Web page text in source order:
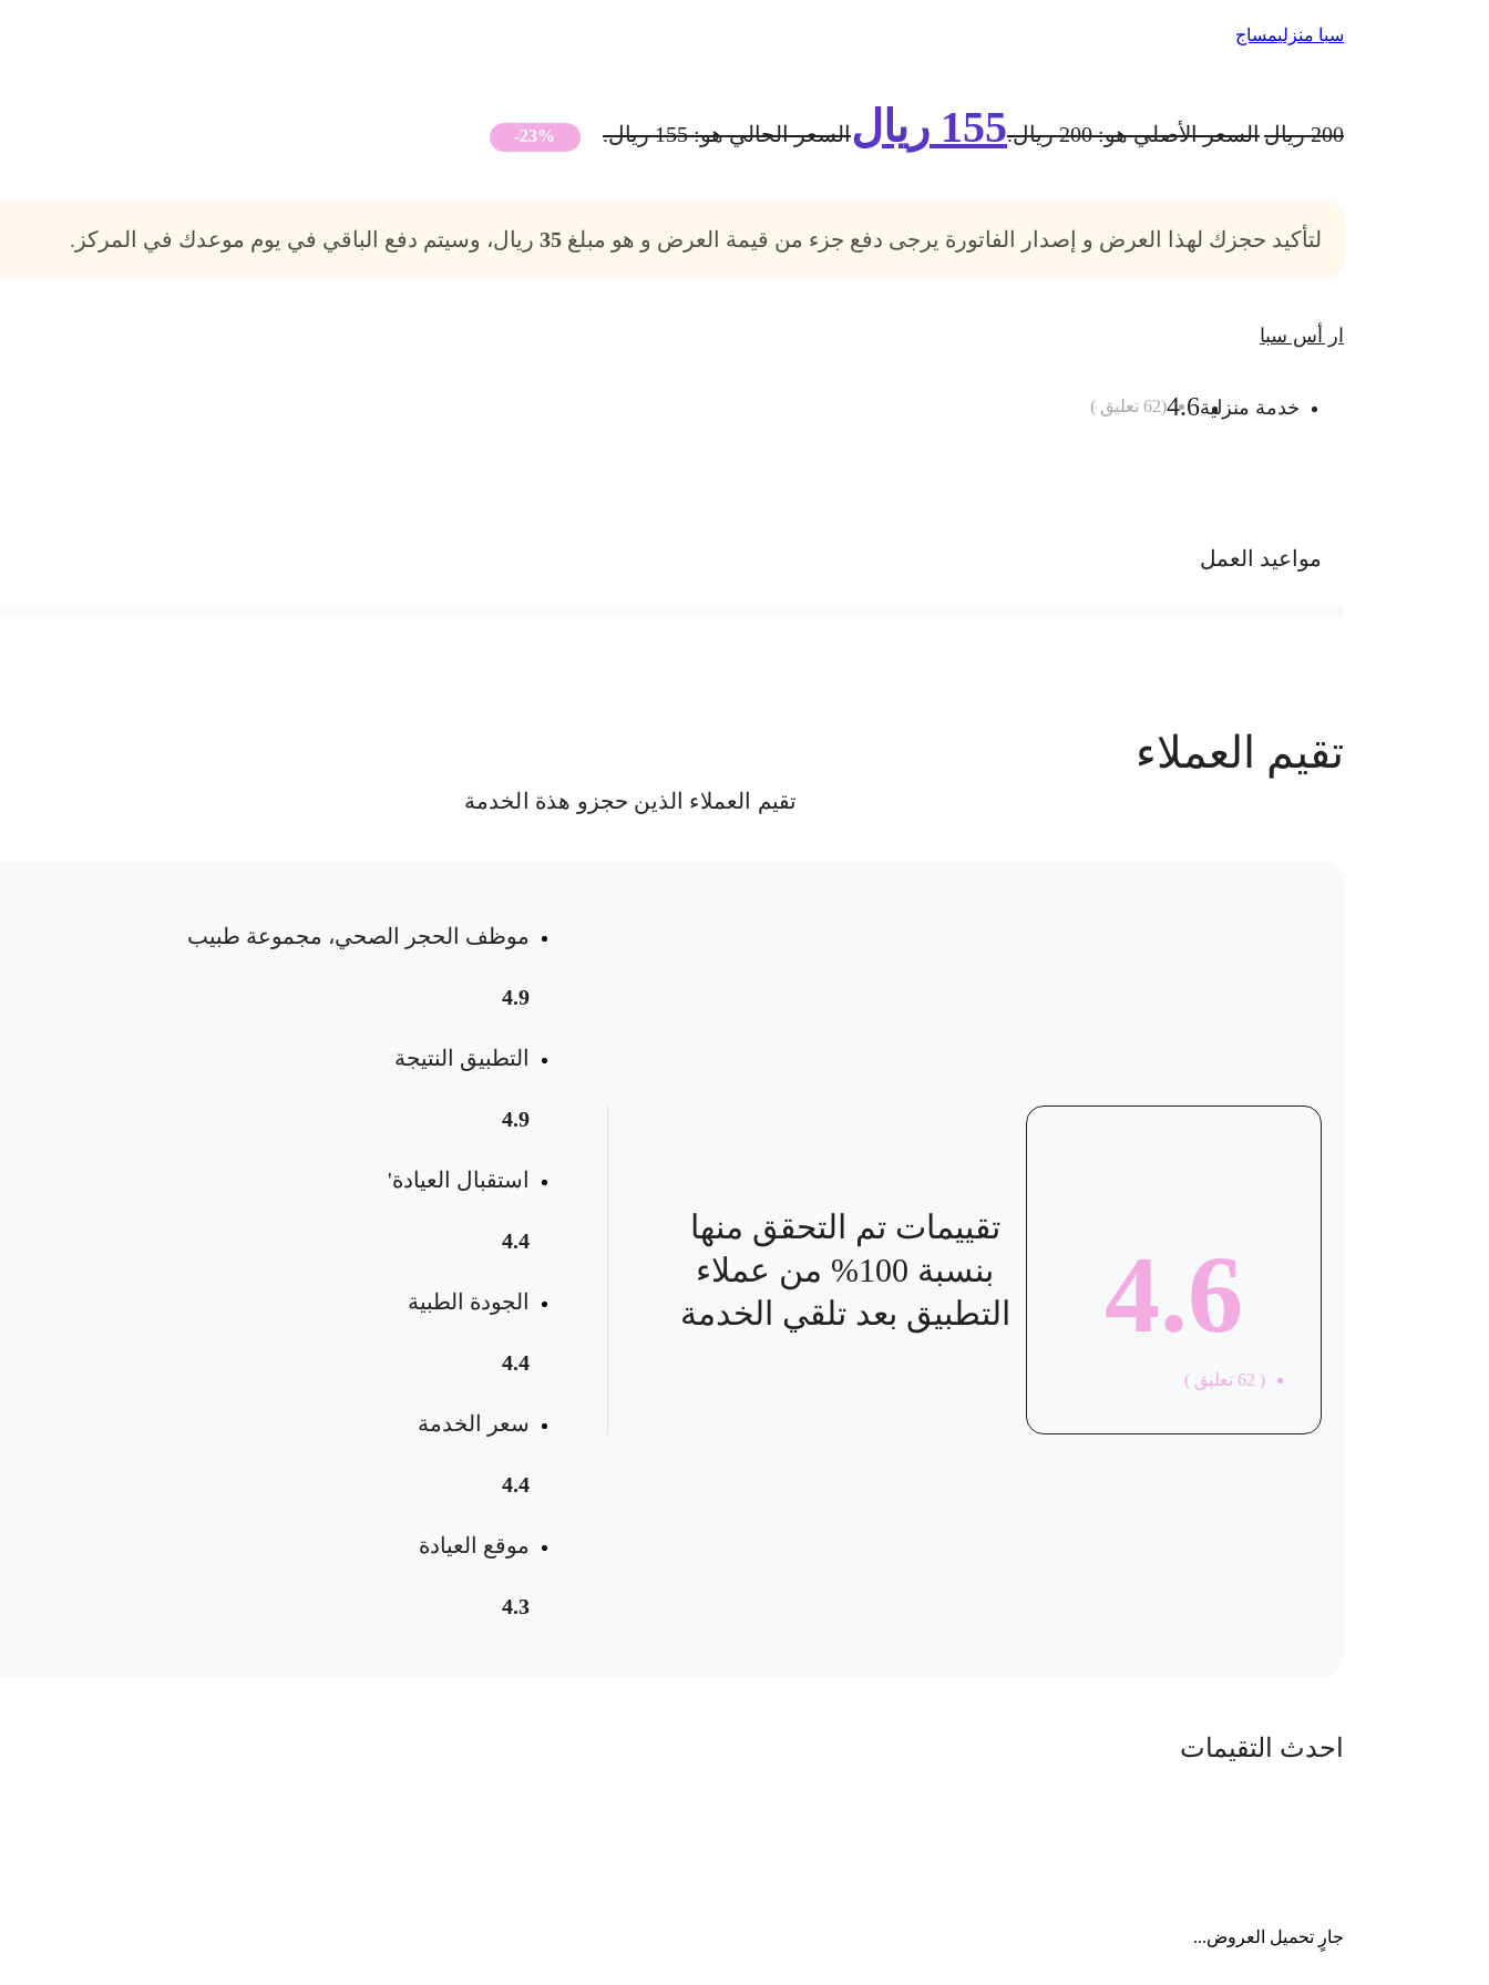
سبا منزليمساج
200 ريالالسعر الأصلي هو: 200 ريال. 155 ريالالسعر الحالي هو: 155 ريال. -23%
لتأكيد حجزك لهذا العرض و إصدار الفاتورة يرجى دفع جزء من قيمة العرض و هو مبلغ35 ريال، وسيتم دفع الباقي في يوم موعدك في المركز.
ار أس سبا
خدمة منزلية4.6
(
62 تعليق )
مواعيد العمل
عدد الحجوزات
تقيم العملاء
تقيم العملاء الذين حجزو هذة الخدمة
4.6
(
62 تعليق )
تقييمات تم التحقق منها
بنسبة 100% من عملاء
التطبيق بعد تلقي الخدمة
موظف الحجر الصحي، مجموعة طبيب
4.9
التطبيق النتيجة
4.9
استقبال العيادة'
4.4
الجودة الطبية
4.4
سعر الخدمة
4.4
موقع العيادة
4.3
احدث التقيمات
جارٍ تحميل العروض...